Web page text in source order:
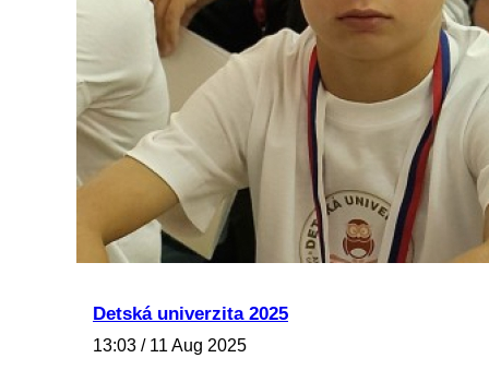
Detská univerzita 2025
13:03 / 11 Aug 2025